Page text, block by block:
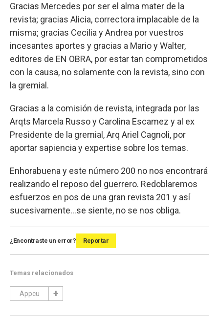
Gracias Mercedes por ser el alma mater de la
revista; gracias Alicia, correctora implacable de la
misma; gracias Cecilia y Andrea por vuestros
incesantes aportes y gracias a Mario y Walter,
editores de EN OBRA, por estar tan comprometidos
con la causa, no solamente con la revista, sino con
la gremial.
Gracias a la comisión de revista, integrada por las
Arqts Marcela Russo y Carolina Escamez y al ex
Presidente de la gremial, Arq Ariel Cagnoli, por
aportar sapiencia y expertise sobre los temas.
Enhorabuena y este número 200 no nos encontrará
realizando el reposo del guerrero. Redoblaremos
esfuerzos en pos de una gran revista 201 y así
sucesivamente…se siente, no se nos obliga.
¿Encontraste un error? Reportar
Temas relacionados
Appcu